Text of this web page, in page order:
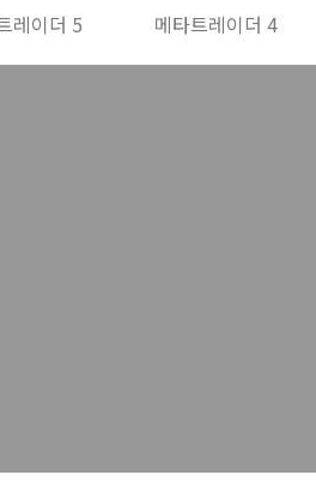
레이더 5 메타트레이더 4